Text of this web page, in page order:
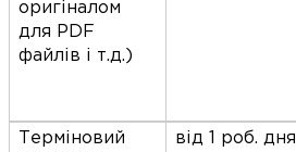
оригіналом
для PDF
файлів і т.д.)
Терміновий
від 1 роб. дня